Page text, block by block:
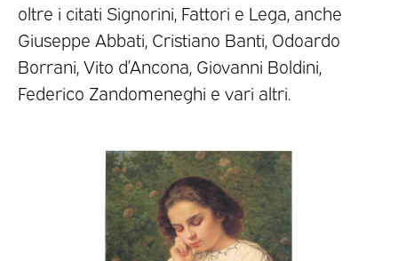
oltre i citati Signorini, Fattori e Lega, anche
Giuseppe Abbati, Cristiano Banti, Odoardo
Borrani, Vito d’Ancona, Giovanni Boldini,
Federico Zandomeneghi e vari altri.